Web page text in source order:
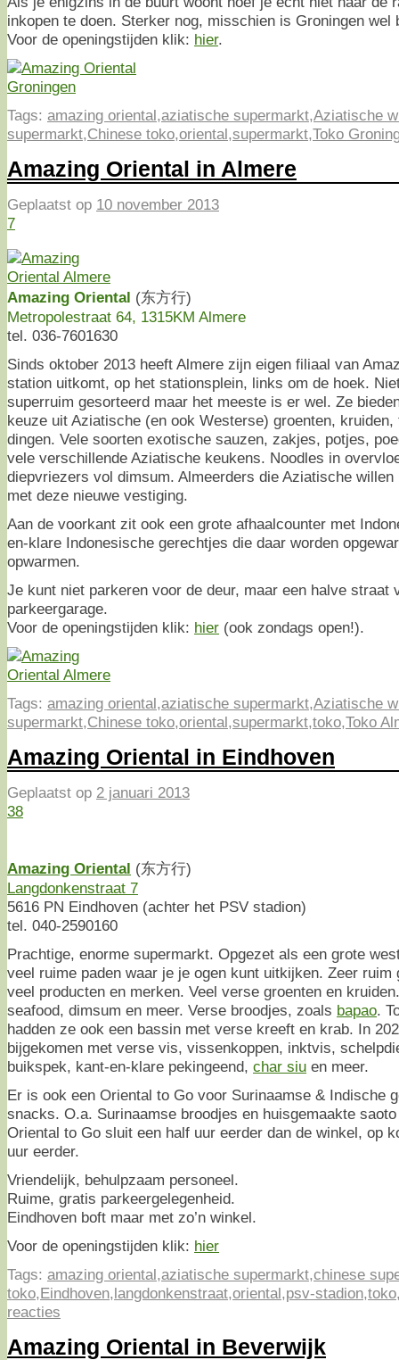
inkopen te doen. Sterker nog, misschien is Groningen wel
Voor de openingstijden klik: hier.
Tags: amazing oriental,aziatische supermarkt,Aziatische
supermarkt,Chinese toko,oriental,supermarkt,Toko
Amazing Oriental in Almere
Geplaatst op 10 november 2013
7
Amazing Oriental (东方行)
Metropolestraat 64, 1315KM Almere
tel. 036-7601630
Sinds oktober 2013 heeft Almere zijn eigen filiaal van
station uitkomt, op het stationsplein, links om de hoek.
superruim gesorteerd maar het meeste is er wel. Ze
keuze uit Aziatische (en ook Westerse) groenten,
dingen. Vele soorten exotische sauzen, zakjes, potjes,
vele verschillende Aziatische keukens. Noodles in
diepvriezers vol dimsum. Almeerders die Aziatische
met deze nieuwe vestiging.
Aan de voorkant zit ook een grote afhaalcounter met
en-klare Indonesische gerechtjes die daar worden
opwarmen.
Je kunt niet parkeren voor de deur, maar een halve straat
parkeergarage.
Voor de openingstijden klik: hier (ook zondags open!).
Tags: amazing oriental,aziatische supermarkt,Aziatische
supermarkt,Chinese toko,oriental,supermarkt,toko,Toko
Amazing Oriental in Eindhoven
Geplaatst op 2 januari 2013
38
Amazing Oriental (东方行)
Langdonkenstraat 7
5616 PN Eindhoven (achter het PSV stadion)
tel. 040-2590160
Prachtige, enorme supermarkt. Opgezet als een grote
veel ruime paden waar je je ogen kunt uitkijken. Zeer ruim
veel producten en merken. Veel verse groenten en
seafood, dimsum en meer. Verse broodjes, zoals bapao.
hadden ze ook een bassin met verse kreeft en krab. In
bijgekomen met verse vis, vissenkoppen, inktvis,
buikspek, kant-en-klare pekingeend, char siu en meer.
Er is ook een Oriental to Go voor Surinaamse & Indische
snacks. O.a. Surinaamse broodjes en huisgemaakte
Oriental to Go sluit een half uur eerder dan de winkel, op
uur eerder.
Vriendelijk, behulpzaam personeel.
Ruime, gratis parkeergelegenheid.
Eindhoven boft maar met zo’n winkel.
Voor de openingstijden klik: hier
Tags: amazing oriental,aziatische supermarkt,chinese
toko,Eindhoven,langdonkenstraat,oriental,psv-stadion,toko
reacties
Amazing Oriental in Beverwijk